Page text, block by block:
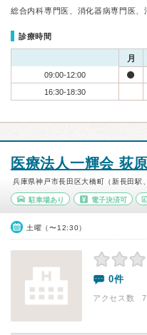
総合内科専門医、消化器病専門医、
診療時間
月
09:00-12:00
16:30-18:30
医療法人一輝会 荻
兵庫県神戸市長田区大橋町（新長田駅
駐車場あり 電子決済可
土曜（〜12:30）
0件
アクセス数 7